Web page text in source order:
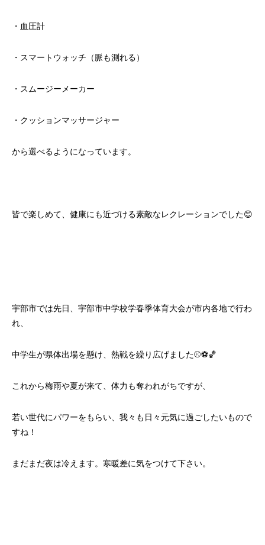
・血圧計
・スマートウォッチ（脈も測れる）
・スムージーメーカー
・クッションマッサージャー
から選べるようになっています。
皆で楽しめて、健康にも近づける素敵なレクレーションでした😊
宇部市では先日、宇部市中学校学春季体育大会が市内各地で行わ
れ、
中学生が県体出場を懸け、熱戦を繰り広げました⚾⚽🏀
これから梅雨や夏が来て、体力も奪われがちですが、
若い世代にパワーをもらい、我々も日々元気に過ごしたいもので
すね！
まだまだ夜は冷えます。寒暖差に気をつけて下さい。